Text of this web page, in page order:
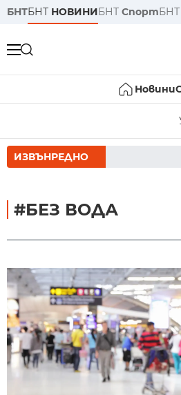
БНТБНТ НОВИНИБНТ СпортБНТ
Новини
ИЗВЪНРЕДНО
#БЕЗ ВОДА